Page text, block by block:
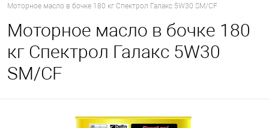
Моторное масло в бочке 180 кг Спектрол Галакс 5W30 SM/CF
Моторное масло в бочке 180
кг Спектрол Галакс 5W30
SM/CF